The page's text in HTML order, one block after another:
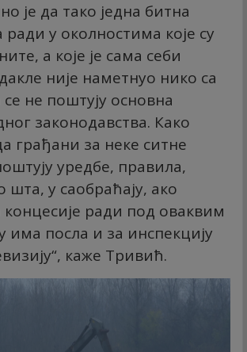
је да тако једна битна
ради у околностима које су
а које је сама себи
није наметнуо нико са
не поштују основна
законодавства. Како
грађани за неке ситне
уредбе, правила,
шта, у саобраћају, ако
концесије ради под оваквим
има посла и за инспекцију
каже Тривић.